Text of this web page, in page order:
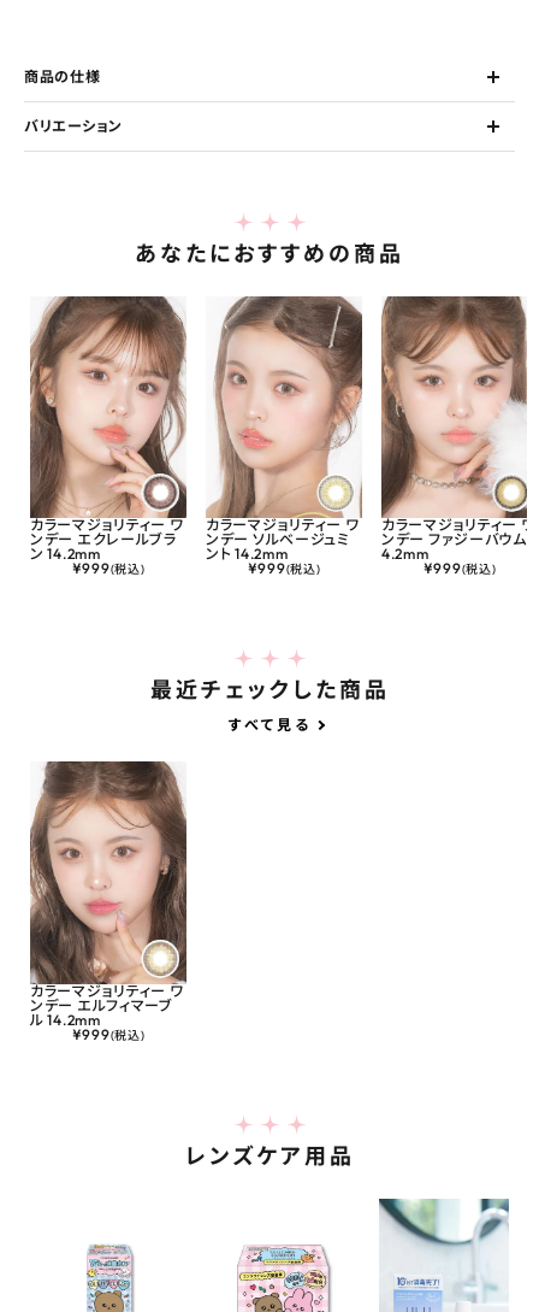
商品の仕様
バリエーション
あなたにおすすめの商品
カラーマジョリティー ワ
ンデー エクレールブラ
ン 14.2mm
¥999(税込)
カラーマジョリティー ワ
ンデー ソルベージュミ
ント 14.2mm
¥999(税込)
カラーマジョリティー ワ
ンデー ファジーバウム 1
4.2mm
¥999(税込)
最近チェックした商品
すべて見る
カラーマジョリティー ワ
ンデー エルフィマーブ
ル 14.2mm
¥999(税込)
レンズケア用品